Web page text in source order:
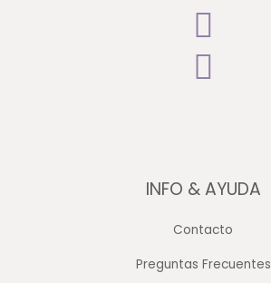
INFO & AYUDA
Contacto
Preguntas Frecuentes